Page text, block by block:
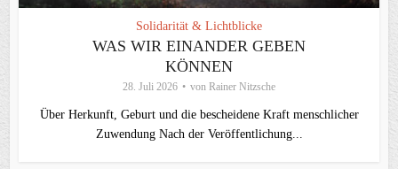
Solidarität & Lichtblicke
WAS WIR EINANDER GEBEN
KÖNNEN
28. Juli 2026 von Rainer Nitzsche
Über Herkunft, Geburt und die bescheidene Kraft menschlicher
Zuwendung Nach der Veröffentlichung...